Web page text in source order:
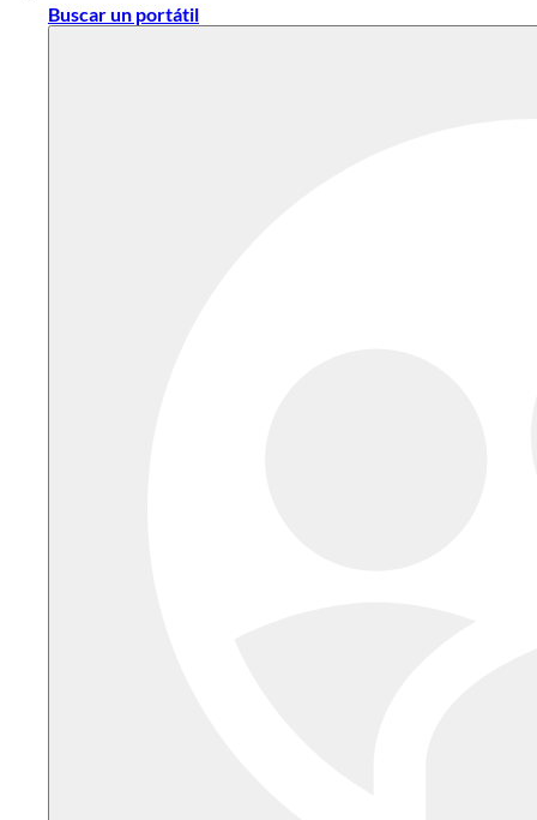
Buscar un portátil